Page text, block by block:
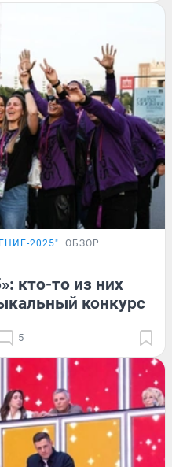
2025" ОБЗОР
кто-то из них
конкурс
5